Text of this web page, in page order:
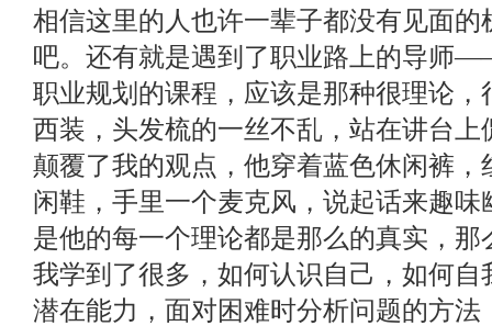
相信这里的人也许一辈子都没有见面
吧。还有就是遇到了职业路上的导师
职业规划的课程，应该是那种很理论
西装，头发梳的一丝不乱，站在讲台
颠覆了我的观点，他穿着蓝色休闲裤
闲鞋，手里一个麦克风，说起话来趣
是他的每一个理论都是那么的真实，
我学到了很多，如何认识自己，如何
潜在能力，面对困难时分析问题的方